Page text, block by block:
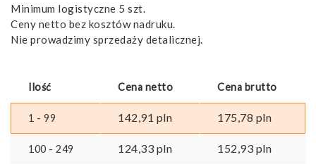
(240
g/m²),
z
EME
(38%)
poliestru
(16%)
Minimum logistyczne 5 szt.
Ceny netto bez kosztów nadruku.
Nie prowadzimy sprzedaży detalicznej.
Ilość Cena netto Cena brutto
1 - 99 142,91 pln 175,78 pln
100 - 249 124,33 pln 152,93 pln